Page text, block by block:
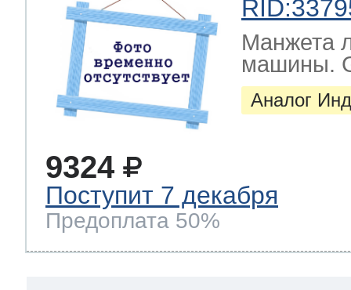
Манжета
машины.
Аналог
9324
Поступит 7 декабря
Предоплата 50%